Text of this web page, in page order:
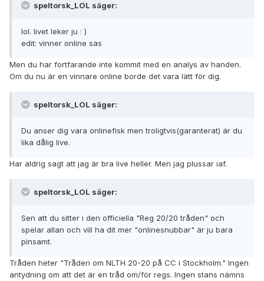
speltorsk_LOL säger:
lol. livet leker ju : )
edit: vinner online sas
Men du har fortfarande inte kommit med en analys av handen.
Om du nu är en vinnare online borde det vara lätt för dig.
speltorsk_LOL säger:
Du anser dig vara onlinefisk men troligtvis(garanterat) är du
lika dålig live.
Har aldrig sagt att jag är bra live heller. Men jag plussar iaf.
speltorsk_LOL säger:
Sen att du sitter i den officiella "Reg 20/20 tråden" och
spelar allan och vill ha dit mer "onlinesnubbar" är ju bara
pinsamt.
Tråden heter "Tråden om NLTH 20-20 på CC i Stockholm." Ingen
antydning om att det är en tråd om/för regs. Ingen stans nämns